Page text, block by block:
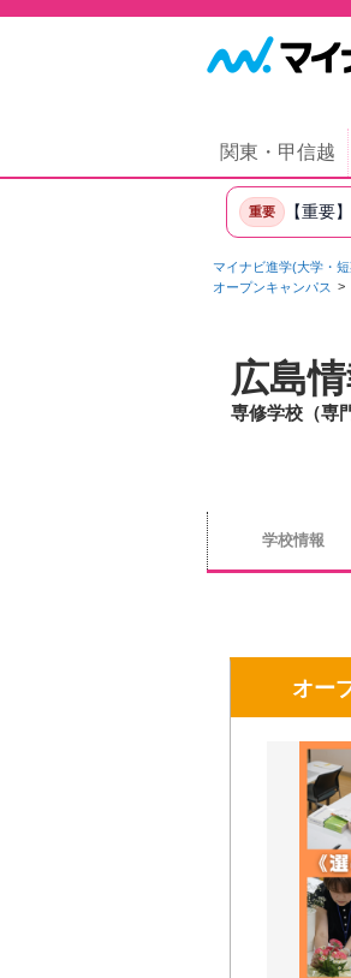
関東・甲信越
重要 【重要
マイナビ進学(大学・
オープンキャンパス
広島
専修学校（専
学校情報
オー